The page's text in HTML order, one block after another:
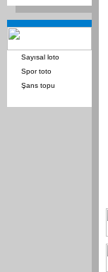
Sayısal loto
Spor toto
Şans topu